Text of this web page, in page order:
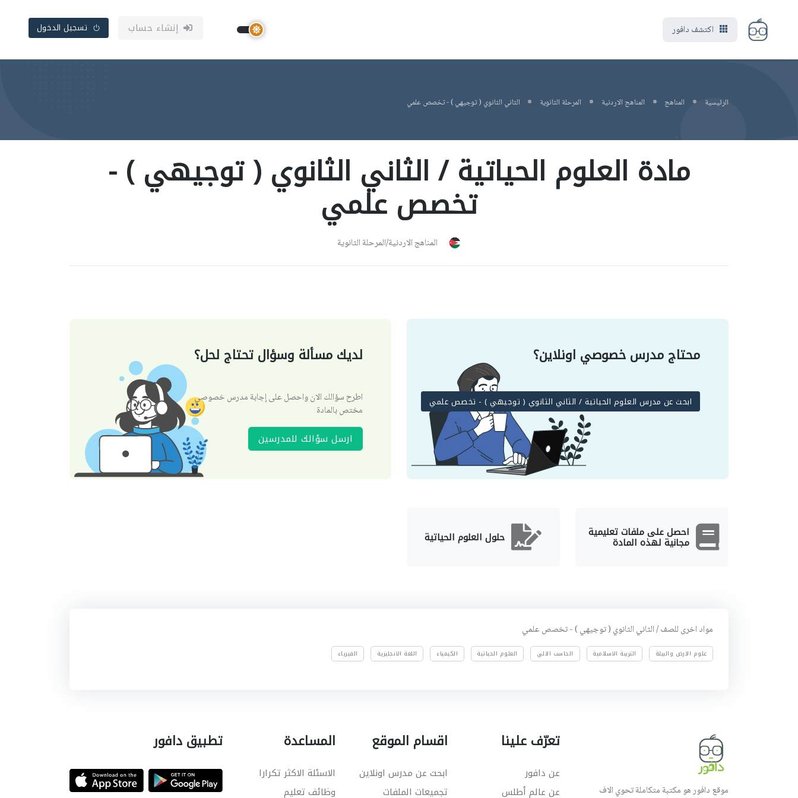
اكتشف دافور إنشاء حساب تسجيل الدخول
الرئيسية المناهج المناهج الاردنية المرحلة الثانوية الثاني الثانوي ( توجيهي ) - تخصص علمي
مادة العلوم الحياتية / الثاني الثانوي ( توجيهي ) -
تخصص علمي
المناهج الاردنية/المرحلة الثانوية
محتاج مدرس خصوصي اونلاين؟
ابحث عن مدرس العلوم الحياتية / الثاني الثانوي ( توجيهي ) - تخصص علمي
لديك مسألة وسؤال تحتاج لحل؟
اطرح سؤالك الان واحصل على إجابة مدرس خصوصي
مختص بالمادة
ارسل سؤالك للمدرسين
احصل على ملفات تعليمية
مجانية لهذه المادة حلول العلوم الحياتية
مواد اخرى للصف / الثاني الثانوي ( توجيهي ) - تخصص علمي
علوم الارض والبيئة التربية الاسلامية الحاسب الالي العلوم الحياتية الكيمياء اللغة الانجليزية الفيزياء
موقع دافور هو مكتبة متكاملة تحوي الاف
تعرّف علينا
عن دافور
عن عالم أطلس
اقسام الموقع
ابحث عن مدرس اونلاين
تجميعات الملفات
المساعدة
الاسئلة الاكثر تكرارا
وظائف تعليم
تطبيق دافور